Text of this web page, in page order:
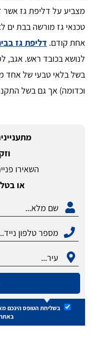
מצביע על דליפת גז אשר
טכנאי גז מורשה בבת ים
אחת קודם. דליפת גז
לנושא בכובד ראש. אגב,
בשל בלאי טבעי של אחד
וכדומה) אך גם בשל
השאירו
או
בשליחת הטופס הינכם